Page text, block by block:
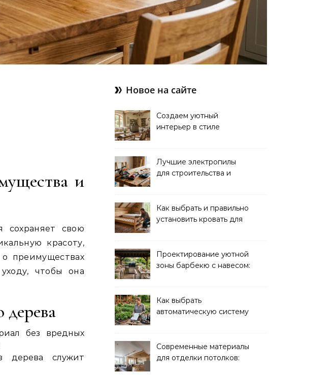
и
сохраняет свою
красоту,
преимуществах
чтобы она
дерева
без вредных
дерева служит
Новое на сайте
Создаем уютный
интерьер в стиле
Лучшие электропилы
для строительства и
Как выбрать и правильно
установить кровать для
Проектирование уютной
зоны барбекю с навесом:
Как выбрать
автоматическую систему
Современные материалы
для отделки потолков: